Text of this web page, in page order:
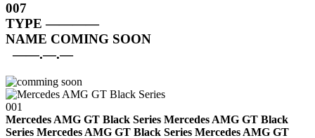
007
TYPE ————
NAME COMING SOON
——.—.—
001
Mercedes AMG GT Black Series Mercedes AMG GT Black
Series Mercedes AMG GT Black Series Mercedes AMG GT